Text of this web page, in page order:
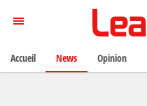
Accueil News Opinion